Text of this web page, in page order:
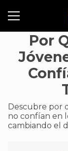
Por
Descubre por
no confían en
cambiando el